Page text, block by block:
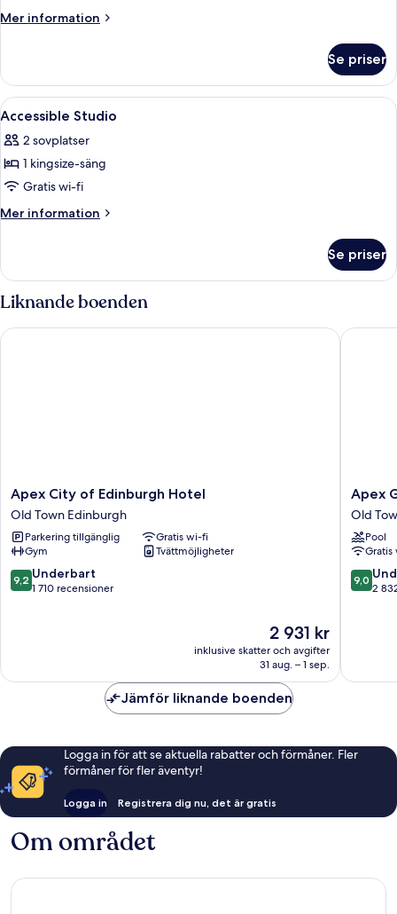
Mer information
Mer
Studio
Twin
Se priser
Öppna
alla
foton
för
Accessible
Studio
Minibar, ljudisolering, strykjärn/
8
Accessible Studio
2 sovplatser
1 kingsize-säng
Gratis wi-fi
Mer information
Mer
Studio
Se priser
Liknande boenden
Apex
City
of
Edinburgh
Hotel
Old
Town
Apex City of Edinburgh Hotel
Old Town Edinburgh
Parkering tillgänglig
Gratis wi-fi
Gym
Tvättmöjligheter
9.2
av
9,2 Underbart
1 710 recensioner
Priset
2 931 kr
2 931 kr
inklusive skatter och avgifter
31 aug. – 1 sep.
Apex City of Edinburgh Hotel
Apex
Hotel
Old
Town
Apex
Old
Pool
9.0
av
9,0
2
Apex
Jämför liknande boenden
Logga in för att se aktuella rabatter och förmåner. Fler
förmåner för fler äventyr!
Logga in Registrera dig nu, det är gratis
Om området